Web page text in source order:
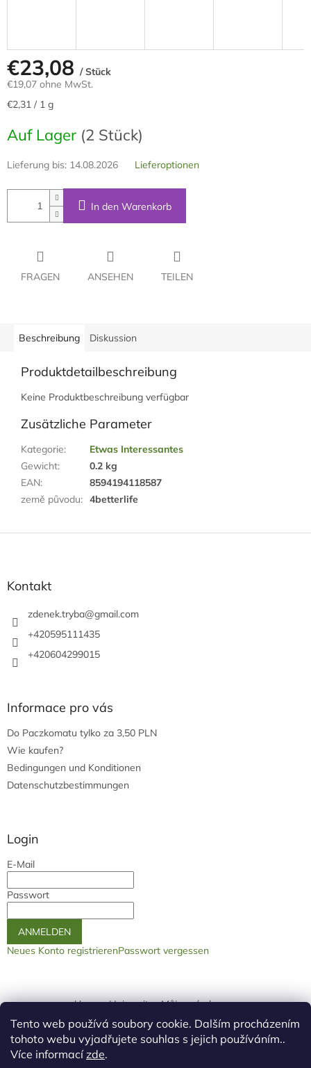
Tento web používá soubory cookie. Dalším procházením
tohoto webu vyjadřujete souhlas s jejich používáním..
Více informacízde.
€23,08 / Stück
€19,07 ohne MwSt.
Verkaufspreis:
€2,31 / 1 g
Auf Lager (2 Stück)
Lieferung bis: 14.08.2026 Lieferoptionen
In den Warenkorb
FRAGEN ANSEHEN TEILEN
Beschreibung Diskussion
Produktdetailbeschreibung
Keine Produktbeschreibung verfügbar
Zusätzliche Parameter
Kategorie:
Etwas Interessantes
Gewicht:
0.2 kg
EAN:
8594194118587
země původu: 4betterlife
Kontakt
zdenek.tryba@gmail.com
+420595111435
+420604299015
Informace pro vás
Do Paczkomatu tylko za 3,50 PLN
Wie kaufen?
Bedingungen und Konditionen
Datenschutzbestimmungen
Login
E-Mail
Passwort
ANMELDEN
Neues Konto registrierenPasswort vergessen
Unsere Heimseite Můjprvníeshop.cz
logo ž